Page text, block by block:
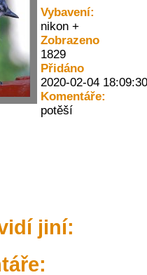
Vybavení:
nikon +
Zobrazeno
1829
Přidáno
2020-02-04 18:09:30
Komentáře:
potěší
jiní: